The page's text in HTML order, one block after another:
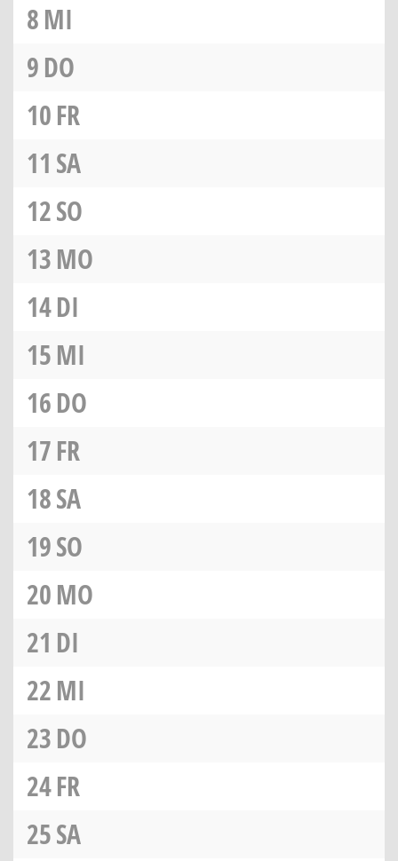
8MI
9DO
10FR
11 SA
12SO
13MO
14DI
15MI
16DO
17FR
18SA
19SO
20MO
21 DI
22MI
23DO
24FR
25SA